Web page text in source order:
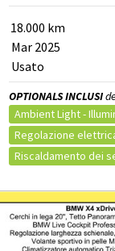
Sedili sportivi
18.000 km
Mar 2025
Usato
OPTIONALS INCLUSI
Ambient Light -
Regolazione
Riscaldamento dei
Impianto frenante
Interni in Pelle